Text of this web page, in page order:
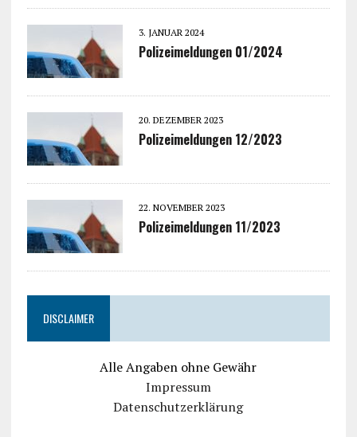
3. JANUAR 2024
Polizeimeldungen 01/2024
20. DEZEMBER 2023
Polizeimeldungen 12/2023
22. NOVEMBER 2023
Polizeimeldungen 11/2023
DISCLAIMER
Alle Angaben ohne Gewähr
Impressum
Datenschutzerklärung